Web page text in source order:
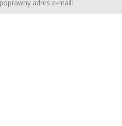
adres e-mail!